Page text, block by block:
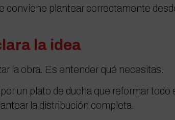
conviene plantear correctamente
la idea
la obra. Es entender qué necesitas.
un plato de ducha que reformar
la distribución completa.